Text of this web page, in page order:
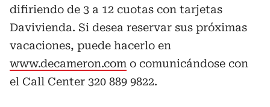
difiriendo de 3 a 12 cuotas con tarjetas
Davivienda. Si desea reservar sus próximas
vacaciones, puede hacerlo en
www.decameron.com o comunicándose con
el Call Center 320 889 9822.